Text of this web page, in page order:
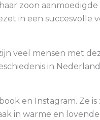
zoon
in een succesvolle
veel mensen met
in
en Instagram. Ze
in warme en